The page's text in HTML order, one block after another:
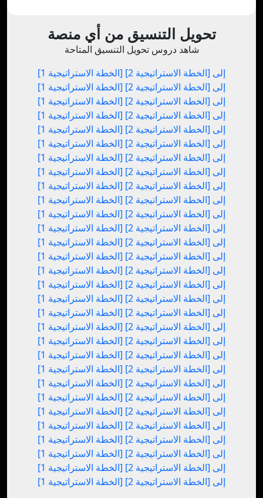
تحويل التنسيق من أي منصة
شاهد دروس تحويل التنسيق المتاحة
[الخطة الاستراتيجية 1] إلى [الخطة الاستراتيجية 2]
[الخطة الاستراتيجية 1] إلى [الخطة الاستراتيجية 2]
[الخطة الاستراتيجية 1] إلى [الخطة الاستراتيجية 2]
[الخطة الاستراتيجية 1] إلى [الخطة الاستراتيجية 2]
[الخطة الاستراتيجية 1] إلى [الخطة الاستراتيجية 2]
[الخطة الاستراتيجية 1] إلى [الخطة الاستراتيجية 2]
[الخطة الاستراتيجية 1] إلى [الخطة الاستراتيجية 2]
[الخطة الاستراتيجية 1] إلى [الخطة الاستراتيجية 2]
[الخطة الاستراتيجية 1] إلى [الخطة الاستراتيجية 2]
[الخطة الاستراتيجية 1] إلى [الخطة الاستراتيجية 2]
[الخطة الاستراتيجية 1] إلى [الخطة الاستراتيجية 2]
[الخطة الاستراتيجية 1] إلى [الخطة الاستراتيجية 2]
[الخطة الاستراتيجية 1] إلى [الخطة الاستراتيجية 2]
[الخطة الاستراتيجية 1] إلى [الخطة الاستراتيجية 2]
[الخطة الاستراتيجية 1] إلى [الخطة الاستراتيجية 2]
[الخطة الاستراتيجية 1] إلى [الخطة الاستراتيجية 2]
[الخطة الاستراتيجية 1] إلى [الخطة الاستراتيجية 2]
[الخطة الاستراتيجية 1] إلى [الخطة الاستراتيجية 2]
[الخطة الاستراتيجية 1] إلى [الخطة الاستراتيجية 2]
[الخطة الاستراتيجية 1] إلى [الخطة الاستراتيجية 2]
[الخطة الاستراتيجية 1] إلى [الخطة الاستراتيجية 2]
[الخطة الاستراتيجية 1] إلى [الخطة الاستراتيجية 2]
[الخطة الاستراتيجية 1] إلى [الخطة الاستراتيجية 2]
[الخطة الاستراتيجية 1] إلى [الخطة الاستراتيجية 2]
[الخطة الاستراتيجية 1] إلى [الخطة الاستراتيجية 2]
[الخطة الاستراتيجية 1] إلى [الخطة الاستراتيجية 2]
[الخطة الاستراتيجية 1] إلى [الخطة الاستراتيجية 2]
[الخطة الاستراتيجية 1] إلى [الخطة الاستراتيجية 2]
[الخطة الاستراتيجية 1] إلى [الخطة الاستراتيجية 2]
[الخطة الاستراتيجية 1] إلى [الخطة الاستراتيجية 2]